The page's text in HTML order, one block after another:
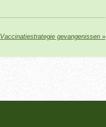
Vaccinatiestrategie gevangenissen»